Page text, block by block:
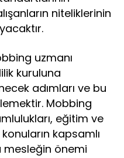
niteliklerinin
uzmanı
kuruluna
adımları ve bu
Mobbing
eğitim ve
kapsamlı
mesleğin önemi